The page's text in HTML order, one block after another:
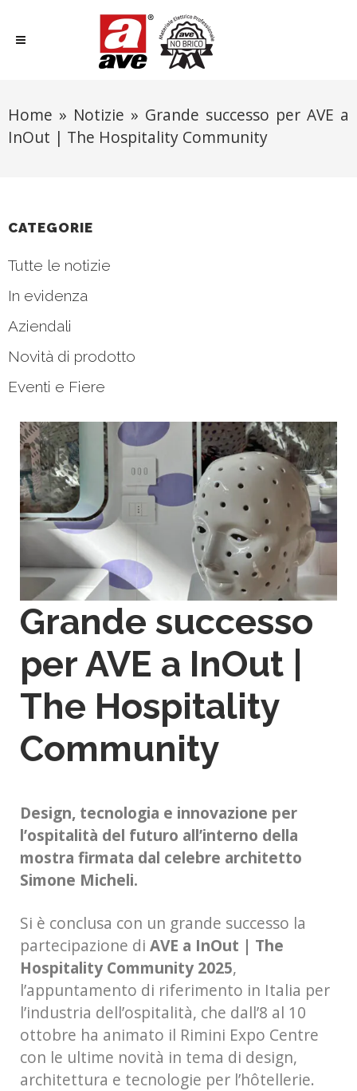
Home » Notizie » Grande successo per AVE a
InOut | The Hospitality Community
CATEGORIE
Tutte le notizie
In evidenza
Aziendali
Novità di prodotto
Eventi e Fiere
Grande successo
per AVE a InOut |
The Hospitality
Community
Design, tecnologia e innovazione per
l’ospitalità del futuro all’interno della
mostra firmata dal celebre architetto
Simone Micheli.
Si è conclusa con un grande successo la
partecipazione di AVE a InOut | The
Hospitality Community 2025,
l’appuntamento di riferimento in Italia per
l’industria dell’ospitalità, che dall’8 al 10
ottobre ha animato il Rimini Expo Centre
con le ultime novità in tema di design,
architettura e tecnologie per l’hôtellerie.